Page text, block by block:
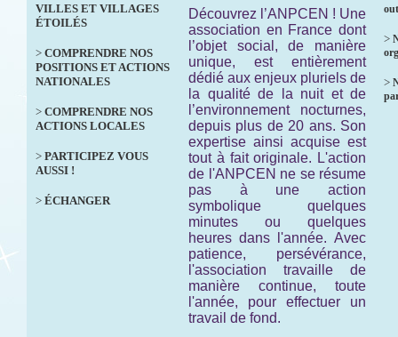
VILLES ET VILLAGES
ÉTOILÉS
> COMPRENDRE NOS
POSITIONS ET ACTIONS
NATIONALES
> COMPRENDRE NOS
ACTIONS LOCALES
> PARTICIPEZ VOUS
AUSSI !
> ÉCHANGER
Découvrez l’ANPCEN ! Une
association en France dont
l’objet social, de manière
unique, est entièrement
dédié aux enjeux pluriels de
la qualité de la nuit et de
l’environnement nocturnes,
depuis plus de 20 ans. Son
expertise ainsi acquise est
tout à fait originale. L'action
de l'ANPCEN ne se résume
pas à une action
symbolique quelques
minutes ou quelques
heures dans l'année. Avec
patience, persévérance,
l'association travaille de
manière continue, toute
l'année, pour effectuer un
travail de fond.
>
>